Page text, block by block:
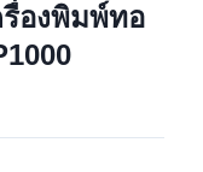
รื่องพิมพ์ทอ